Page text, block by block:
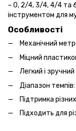
– 0, 2/4, 3/4, 4/4 та
інструментом для
Особливості
Механічний
Міцний
Легкий і
Діапазон
Підтримка
Підходить для